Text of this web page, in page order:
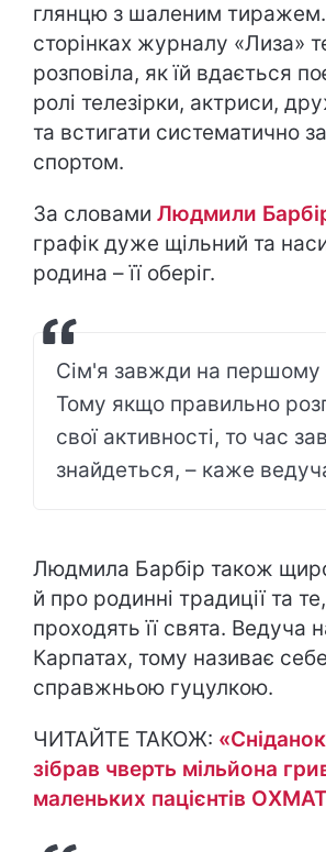
глянцю з шаленим
сторінках журналу «Лиза»
розповіла, як їй вдається
ролі телезірки, актриси,
та встигати систематично
спортом.
За словами Людмили
графік дуже щільний та
родина – її оберіг.
Сім'я завжди на першому
Тому якщо правильно
свої активності, то час
знайдеться, – каже
Людмила Барбір також
й про родинні традиції та
проходять її свята. Ведуча
Карпатах, тому називає себе
справжньою гуцулкою.
ЧИТАЙТЕ ТАКОЖ:
зібрав чверть мільйона
маленьких пацієнтів